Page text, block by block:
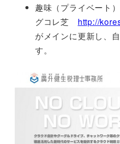
趣味（プライベート
グコレ芝 http://
がメインに更新し、
す。